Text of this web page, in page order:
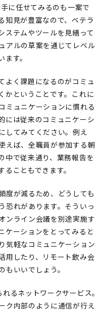
に任せてみるのも一案で
知見が豊富なので、ベテラ
ステムやツールを見繕って
アルの草案を通じてレベル
す。
よく課題になるのがコミュ
かということです。これに
ミュニケーションに慣れる
には従来のコミュニケーシ
してみてください。例え
えば、全職員が参加する朝
中で従来通り、業務報告を
こともできます。
度が減るため、どうしても
恐れがあります。そういっ
ンライン会議を別途実施す
ケーションをとってみると
気軽なコミュニケーション
用したり、リモート飲み会
いいでしょう。
るネットワークサービス。
ク内部のように通信が行え